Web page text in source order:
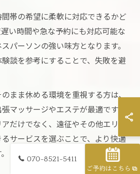
帯の希望に柔軟に対応できるかど
い時間や急な予約にも対応可能な
パーソンの強い味方となります。
談を参考にすることで、失敗を避
まま休める環境を重視する方は、
マッサージやエステが最適です。
だけでなく、遠征やその他エリア
サービスを選ぶことで、より快適
070-8521-5411
ご予約はこちら